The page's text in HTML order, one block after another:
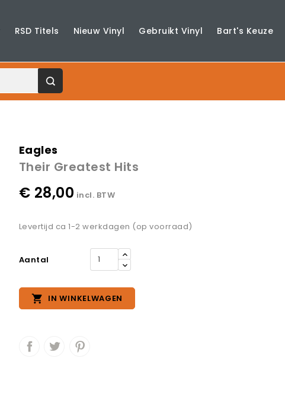
RSD Titels Nieuw Vinyl Gebruikt Vinyl Bart's Keuze
Eagles
Their Greatest Hits
€ 28,00 incl. BTW
Levertijd ca 1-2 werkdagen (op voorraad)
Aantal
 IN WINKELWAGEN